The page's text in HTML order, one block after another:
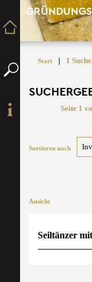
Start | 1
Seite 1
Sortieren nach
Ansicht
Seiltänzer